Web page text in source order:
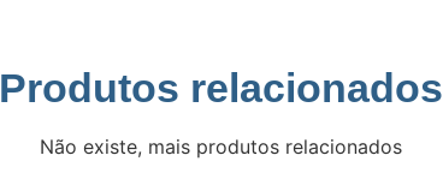
Produtos relacionados
Não existe, mais produtos relacionados